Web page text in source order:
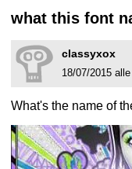
what this font
classyxox
18/07/2015
What's the name of